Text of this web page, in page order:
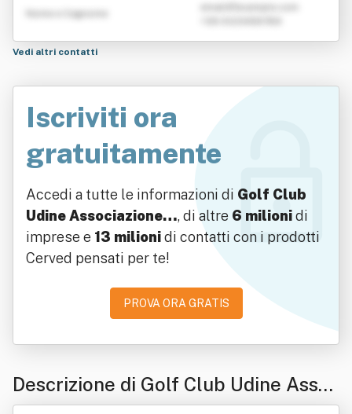
Nome e Cognome
Vedi altri contatti
Iscriviti ora
gratuitamente
Accedi a tutte le informazioni di Golf Club
Udine Associazione…, di altre 6 milionidi
imprese e 13 milionidi contatti con i prodotti
Cerved pensati per te!
PROVA ORA GRATIS
Descrizione di Golf Club Udine Assoc